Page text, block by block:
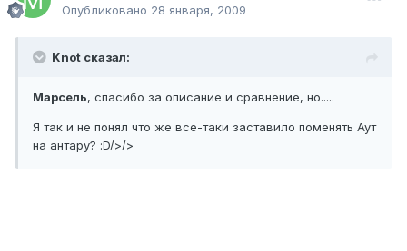
Опубликовано 28 января, 2009
Knot сказал:
Марсель, спасибо за описание и сравнение, но.....
Я так и не понял что же все-таки заставило поменять Аут
на антару? :D/>/>